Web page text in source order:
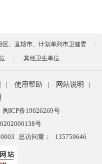
区、直辖市、计划单列市卫健委
其他卫生单位
使用帮助 网站说明
闽ICP备19026269号
号
总访问量： 135759646